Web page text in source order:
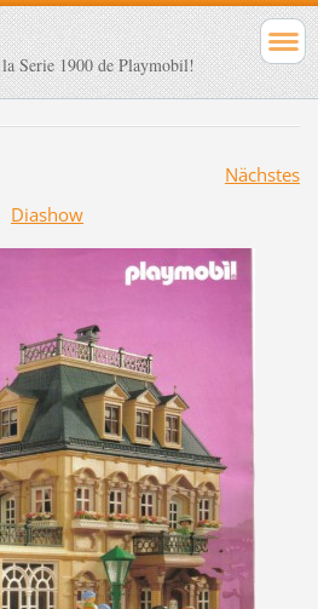
Serie 1900 de Playmobil!
Nächstes
Diashow